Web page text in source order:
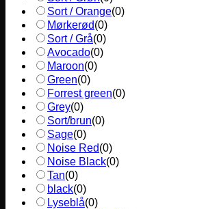
Sort / Orange(0)
Mørkerød(0)
Sort / Grå(0)
Avocado(0)
Maroon(0)
Green(0)
Forrest green(0)
Grey(0)
Sort/brun(0)
Sage(0)
Noise Red(0)
Noise Black(0)
Tan(0)
black(0)
Lyseblå(0)